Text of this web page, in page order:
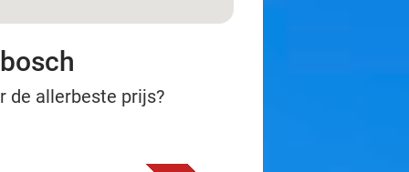
de allerbeste prijs?